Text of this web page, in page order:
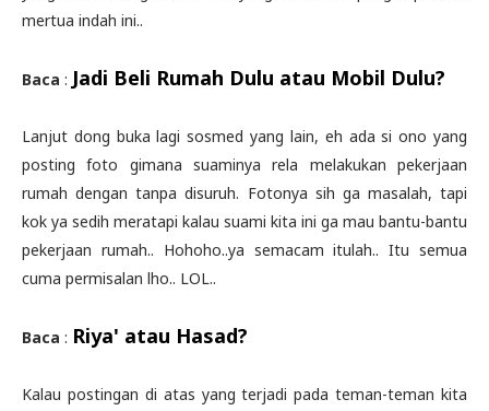
mertua indah ini..
Baca : Jadi Beli Rumah Dulu atau Mobil Dulu?
Lanjut dong buka lagi sosmed yang lain, eh ada si ono yang
posting foto gimana suaminya rela melakukan pekerjaan
rumah dengan tanpa disuruh. Fotonya sih ga masalah, tapi
kok ya sedih meratapi kalau suami kita ini ga mau bantu-bantu
pekerjaan rumah.. Hohoho..ya semacam itulah.. Itu semua
cuma permisalan lho.. LOL..
Baca : Riya' atau Hasad?
Kalau postingan di atas yang terjadi pada teman-teman kita